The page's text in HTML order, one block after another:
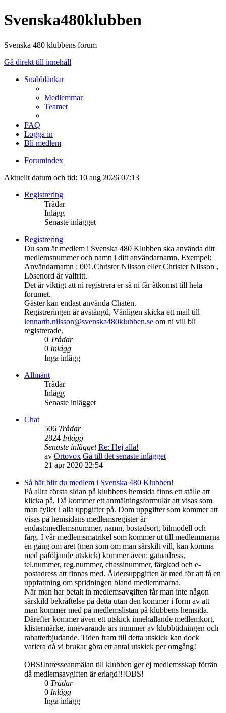
Svenska480klubben
Svenska 480 klubbens forum
Gå direkt till innehåll
Snabblänkar
Medlemmar
Teamet
FAQ
Logga in
Bli medlem
Forumindex
Aktuellt datum och tid: 10 aug 2026 07:13
Registrering
Trådar
Inlägg
Senaste inlägget
Registrering
Du som är medlem i Svenska 480 Klubben ska använda ditt
medlemsnummer och namn i ditt användarnamn. Exempel:
Användarnamn : 001.Christer Nilsson eller Christer Nilsson ,
Lösenord är valfritt.
Det är viktigt att ni registrera er så ni får åtkomst till hela
forumet.
Gäster kan endast använda Chaten.
Registreringen är avstängd, Vänligen skicka ett mail till
lennarth.nilsson@svenska480klubben.se om ni vill bli
registrerade.
0 Trådar
0 Inlägg
Inga inlägg
Allmänt
Trådar
Inlägg
Senaste inlägget
Chat
506 Trådar
2824 Inlägg
Senaste inlägget Re: Hej alla!
av Ortovox Gå till det senaste inlägget
21 apr 2020 22:54
Så här blir du medlem i Svenska 480 Klubben!
På allra första sidan på klubbens hemsida finns ett ställe att
klicka på. Då kommer ett anmälningsformulär att visas som
man fyller i alla uppgifter på. Dom uppgifter som kommer att
visas på hemsidans medlemsregister är
endast:medlemsnummer, namn, bostadsort, bilmodell och
färg. I vår medlemsmatrikel som kommer ut till medlemmarna
en gång om året (men som om man särskilt vill, kan komma
med påföljande utskick) kommer även: gatuadress,
tel.nummer, reg.nummer, chassinummer, färgkod och e-
postadress att finnas med. Åldersuppgiften är med för att få en
uppfattning om spridningen bland medlemmarna.
När man har betalt in medlemsavgiften får man inte någon
särskild bekräftelse på detta utan den kommer i form av att
man kommer med på medlemslistan på klubbens hemsida.
Därefter kommer även ett utskick innehållande medlemkort,
klistermärke, innevarande års nummer av klubbtidningen och
rabatterbjudande. Tiden fram till detta utskick kan dock
variera då vi brukar göra ett antal utskick per omgång!
OBS!Intresseanmälan till klubben ger ej medlemsskap förrän
då medlemsavgiften är erlagd!!!OBS!
0 Trådar
0 Inlägg
Inga inlägg